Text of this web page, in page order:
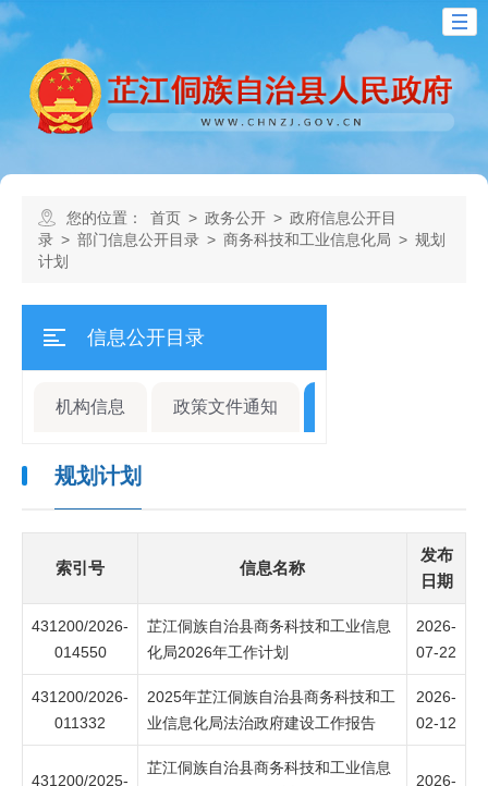
您的位置： 首页 > 政务公开 > 政府信息公开目
录 > 部门信息公开目录 > 商务科技和工业信息化局 > 规划
计划
信息公开目录
机构信息 政策文件通知
规划计划
索引号 信息名称
发布
日期
431200/2026-
014550
芷江侗族自治县商务科技和工业信息
化局2026年工作计划
2026-
07-22
431200/2026-
011332
2025年芷江侗族自治县商务科技和工
业信息化局法治政府建设工作报告
2026-
02-12
431200/2025-
芷江侗族自治县商务科技和工业信息
2026-